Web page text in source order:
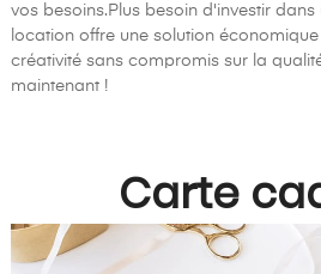
vos besoins.Plus besoin d'investir
location offre une solution
créativité sans compromis sur la
maintenant !
Carte